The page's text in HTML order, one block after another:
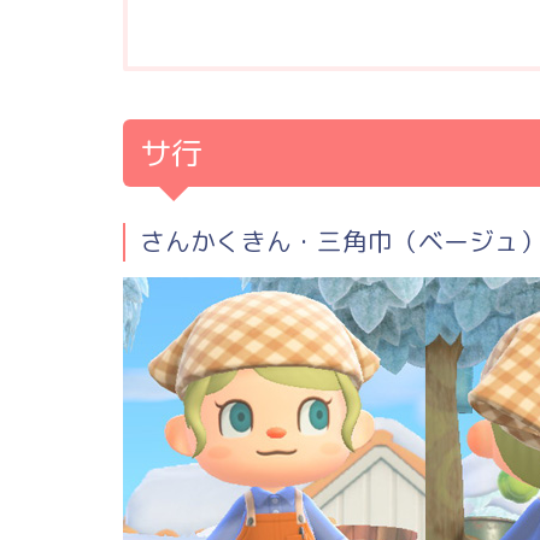
サ行
さんかくきん・三角巾（ベージュ